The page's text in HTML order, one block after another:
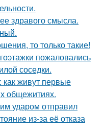
здравого смысла.
то только такие!
пожаловались
соседки.
живут первые
общежитиях.
ударом отправил
из-за её отказа